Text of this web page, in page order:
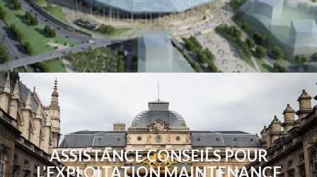
ASSISTANCE CONSEILS POUR
L’EXPLOITATION MAINTENANCE